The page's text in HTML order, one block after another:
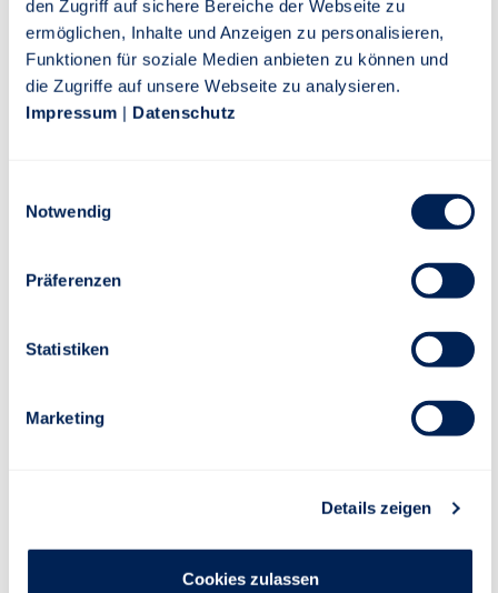
den Zugriff auf sichere Bereiche der Webseite zu
ermöglichen, Inhalte und Anzeigen zu personalisieren,
Funktionen für soziale Medien anbieten zu können und
die Zugriffe auf unsere Webseite zu analysieren.
Impressum | Datenschutz
Notwendig
Präferenzen
Statistiken
Marketing
Details zeigen
Cookies zulassen
78BOU "DirektRente performance+“ (BOLZ -
ungezillmert)
V78BOHU